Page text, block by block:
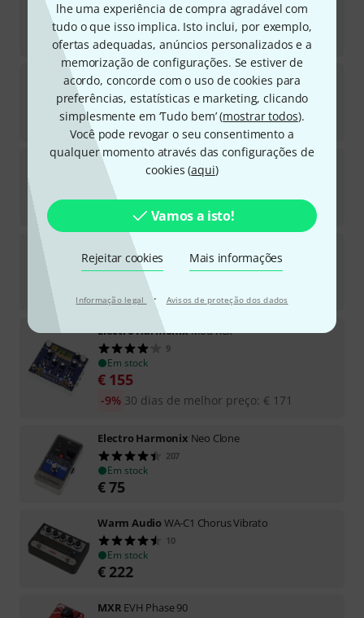
lhe uma experiência de compra agradável com
tudo o que isso implica. Isto inclui, por exemplo,
ofertas adequadas, anúncios personalizados e a
memorização de configurações. Se estiver de
acordo, concorde com o uso de cookies para
preferências, estatísticas e marketing, clicando
simplesmente em ‘Tudo bem’ (mostrar todos).
Você pode revogar o seu consentimento a
qualquer momento através das configurações de
cookies (aqui)
Vamos a isto!
Rejeitar cookies Mais informações
Informação legal · Avisos de proteção dos dados
5
Em stock
€133
MXRRockman X100
23
€ 229
Fairfield CircuitryShallow Water
Em stock
M 234 Analog Chorus
Em stock
€125
Electro HarmonixMod Rex
9
Em stock
€ 155
30 dias de melhor preço: € 171
-9%
Electro Harmonix Neo Clone
207
Em stock
€75
Warm AudioWA-C1 Chorus Vibrato
10
Em stock
€ 222
MXR EVH Phase 90